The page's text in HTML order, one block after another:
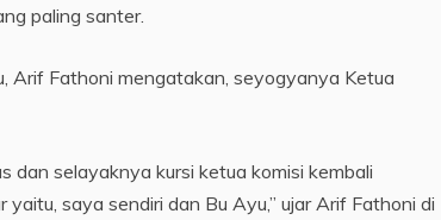
paling santer.
Arif Fathoni mengatakan, seyogyanya Ketua
dan selayaknya kursi ketua komisi kembali
saya sendiri dan Bu Ayu,” ujar Arif Fathoni di